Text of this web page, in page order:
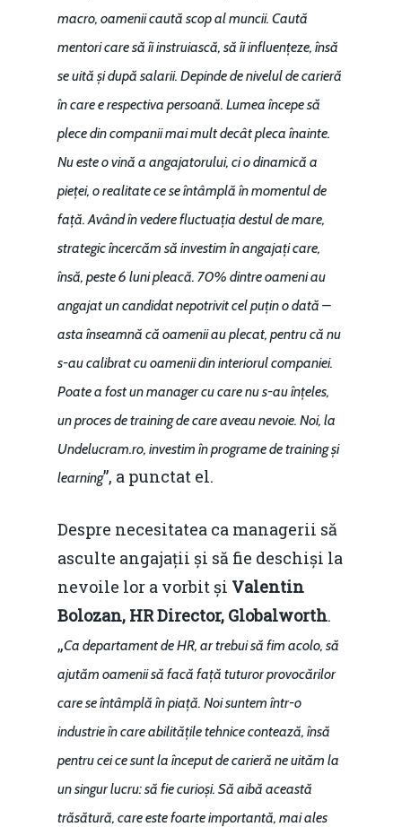
macro, oamenii caută scop al muncii. Caută
mentori care să îi instruiască, să îi influențeze, însă
se uită și după salarii. Depinde de nivelul de carieră
în care e respectiva persoană. Lumea începe să
plece din companii mai mult decât pleca înainte.
Nu este o vină a angajatorului, ci o dinamică a
pieței, o realitate ce se întâmplă în momentul de
față. Având în vedere fluctuația destul de mare,
strategic încercăm să investim în angajați care,
însă, peste 6 luni pleacă. 70% dintre oameni au
angajat un candidat nepotrivit cel puțin o dată –
asta înseamnă că oamenii au plecat, pentru că nu
s-au calibrat cu oamenii din interiorul companiei.
Poate a fost un manager cu care nu s-au înțeles,
un proces de training de care aveau nevoie. Noi, la
Undelucram.ro, investim în programe de training și
learning”, a punctat el.
Despre necesitatea ca managerii să
asculte angajații și să fie deschiși la
nevoile lor a vorbit și Valentin
Bolozan, HR Director, Globalworth.
„Ca departament de HR, ar trebui să fim acolo, să
ajutăm oamenii să facă față tuturor provocărilor
care se întâmplă în piață. Noi suntem într-o
industrie în care abilitățile tehnice contează, însă
pentru cei ce sunt la început de carieră ne uităm la
un singur lucru: să fie curioși. Să aibă această
trăsătură, care este foarte importantă, mai ales